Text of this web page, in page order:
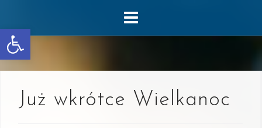
Otwórz pasek narzędzi
content
Już wkrótce Wielkanoc